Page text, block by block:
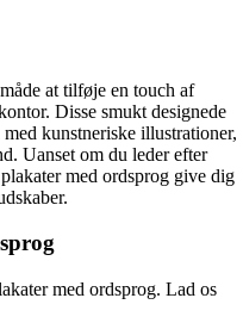
at tilføje en touch af
Disse smukt designede
kunstneriske illustrationer,
Uanset om du leder efter
med ordsprog give dig
med ordsprog. Lad os